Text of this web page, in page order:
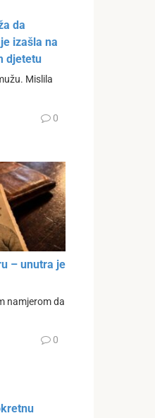
da
izašla na
djetetu
Mislila
0
– unutra je
namjerom da
0